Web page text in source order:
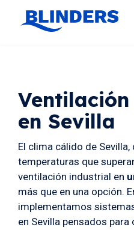
en Sevilla
El clima cálido de
temperaturas que
ventilación industrial en
más que en una opción.
implementamos
en Sevilla pensados